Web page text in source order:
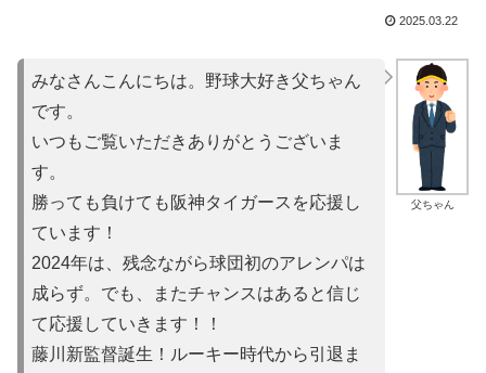
2025.03.22
父ちゃん
みなさんこんにちは。野球大好き父ちゃん
です。
いつもご覧いただきありがとうございま
す。
勝っても負けても阪神タイガースを応援し
ています！
2024年は、残念ながら球団初のアレンパは
成らず。でも、またチャンスはあると信じ
て応援していきます！！
藤川新監督誕生！ルーキー時代から引退ま